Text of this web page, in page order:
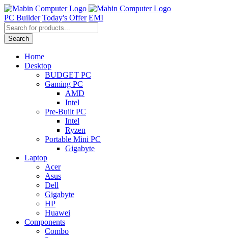
Skip
to
content
PC Builder Today's Offer EMI
Products
search
Search
Home
Desktop
BUDGET PC
Gaming PC
AMD
Intel
Pre-Built PC
Intel
Ryzen
Portable Mini PC
Gigabyte
Laptop
Acer
Asus
Dell
Gigabyte
HP
Huawei
Components
Combo